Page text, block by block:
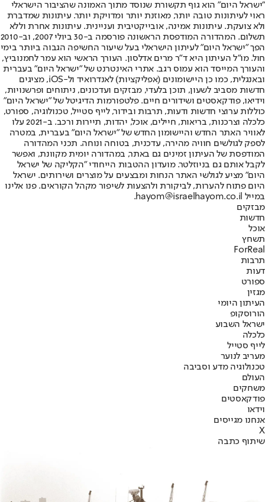
"ישראל היום" הוא גוף תקשורת שנוסד מתוך האמונה שהציבור הישראלי
ראוי לעיתונות טובה יותר, מאוזנת יותר ומדויקת יותר. עיתונות שמדברת
ולא צועקת. עיתונות אמינה, אובייקטיבית ועניינית. עיתונות אחרת וללא
תשלום. המהדורה המודפסת הראשונה פורסמה ב-30 ביולי 2007, וב-2010
הפך "ישראל היום" לעיתון הישראלי בעל שיעור החשיפה הגבוה ביותר בימי
חול. מו"ל העיתון היא ד"ר מרים אדלסון. העורך הראשי הוא עמר לחמנוביץ,
והעורך המייסד הוא עמוס רגב. אתרי האינטרנט של "ישראל היום" בעברית
ובאנגלית, כמו כן היישומונים (אפליקציות) לאנדרואיד ול-iOS, מציגים
חדשות מסביב לשעון, תוכן בלעדי, מבזקים ועדכונים, ניתוחים ופרשנויות,
וידיאו, פודקאסטים ושידורים חיים. פלטפורמות הדיגיטל של "ישראל היום"
כוללות ערוצי חדשות ודעות, תרבות ובידור, לייף סטייל, טכנולוגיה, ספורט,
כלכלה וצרכנות, בריאות, חיילים, אוכל, יהדות, תיירות ורכב. ב-2021 עלו
לאוויר האתר החדש והיישומון החדש של "ישראל היום" בעברית, במטרה
לספק לגולשים חוויה מהירה, עדכנית, בטוחה ונוחה. תכני המהדורה
המודפסת של העיתון זמינים גם באתר, במהדורה יומית מקוונת, ואפשר
לקבל אותם גם בניוזלטר. מועדון ההטבות הייחודי "הקליקה של ישראל
היום" מציע לגולשי האתר הנחות ומבצעים על מוצרים ושירותים. ישראל
היום פתוח להערות, לביקורת ולהצעות לשיפור מקהל הקוראים. פנו אלינו
במייל hayom@israelhayom.co.il.
מבזקים
חדשות
אוכל
תשחץ
ForReal
תרבות
דעות
ספורט
מגזין
העיתון היומי
הורוסקופ
ישראל השבוע
כלכלה
לייף סטייל
מעריב לנוער
טכנולוגיה מדע וסביבה
העולם
משחקים
פודקאסטים
וידאו
אנחנו מגייסים
X
שיתוף כתבה